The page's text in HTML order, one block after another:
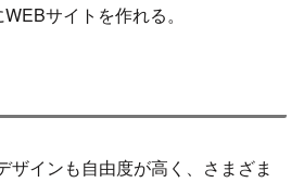
サイトを作れる。
ザインも自由度が高く、さまざま